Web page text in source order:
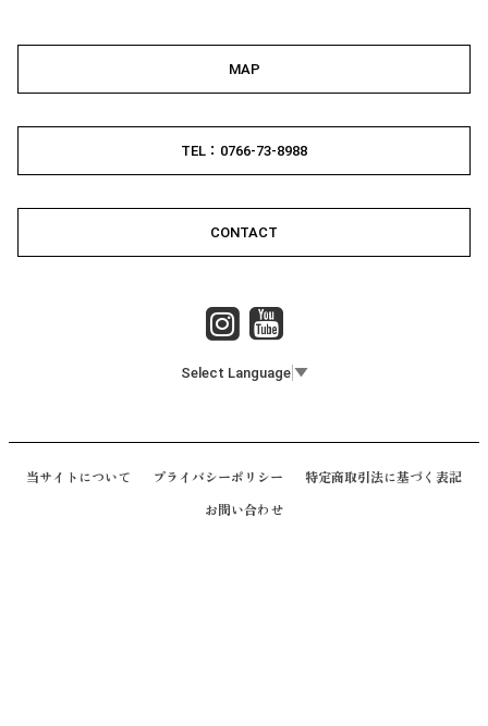
MAP
TEL：0766-73-8988
CONTACT
Select Language ▼
当サイトについて プライバシーポリシー 特定商取引法に基づく表記
お問い合わせ